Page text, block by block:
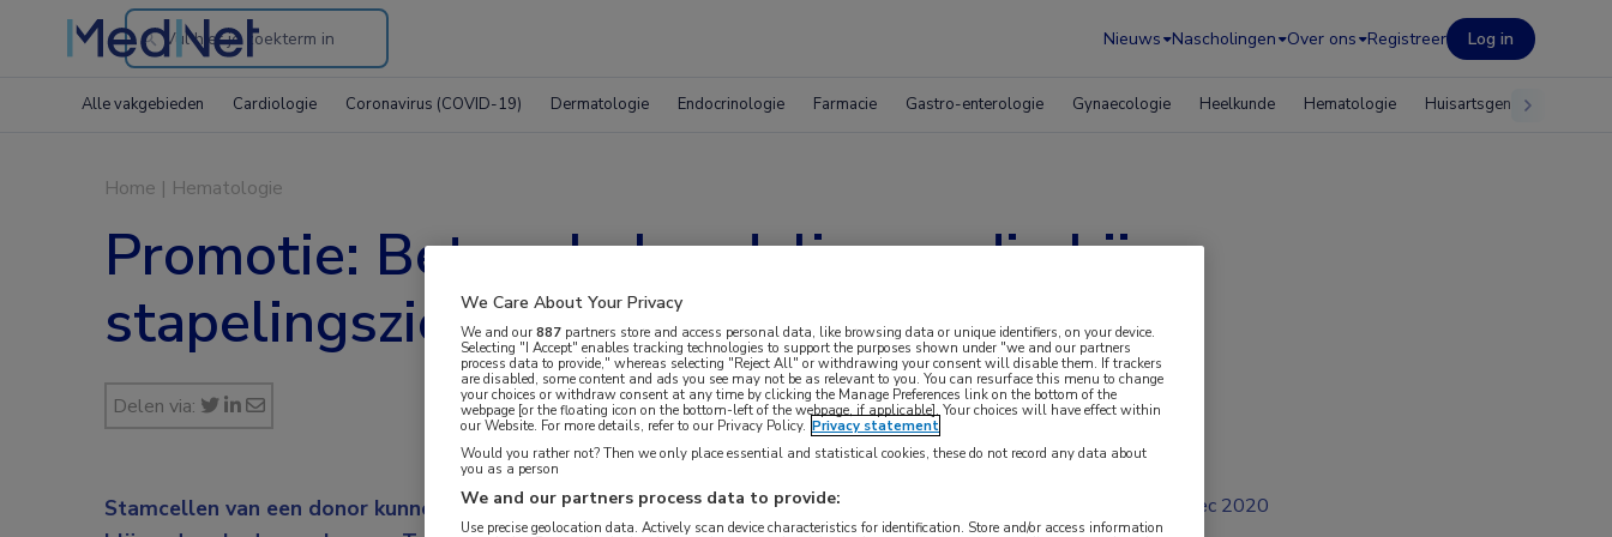
Search
the
Nieuws Nascholingen Over ons Registreer Log in
Alle vakgebieden Cardiologie Coronavirus (COVID-19) Dermatologie Endocrinologie Farmacie Gastro-enterologie Gynaecologie Heelkunde Hematologie Huisartsgeneeskunde
Home | Hematologie
Promotie: Betere behandeling nodig bij
stapelingsziekten
Delen via:
Stamcellen van een donor kunnen bij bepaalde typen stapelingsziekten klachten en
dec 2020
We Care About Your Privacy
We and our887 partners store and access personal data, like browsing data or unique identifiers, on your device.
Selecting "I Accept" enables tracking technologies to support the purposes shown under "we and our partners
process data to provide," whereas selecting "Reject All" or withdrawing your consent will disable them. If trackers
are disabled, some content and ads you see may not be as relevant to you. You can resurface this menu to change
your choices or withdraw consent at any time by clicking the Manage Preferences link on the bottom of the
webpage [or the floating icon on the bottom-left of the webpage, if applicable]. Your choices will have effect within
our Website. For more details, refer to our Privacy Policy. Privacy statement
Would you rather not? Then we only place essential and statistical cookies, these do not record any data about
you as a person
We and our partners process data to provide:
Use precise geolocation data. Actively scan device characteristics for identification. Store and/or access information